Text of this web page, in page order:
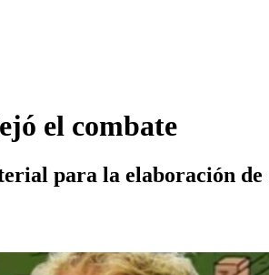
el combate
para la elaboración de